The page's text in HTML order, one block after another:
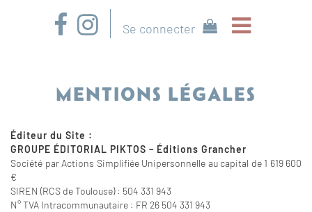
Se connecter
MENTIONS LÉGALES
Éditeur du Site :
GROUPE ÉDITORIAL PIKTOS – Éditions Grancher
Société par Actions Simplifiée Unipersonnelle au capital de 1 619 600
€
SIREN (RCS de Toulouse) : 504 331 943
N° TVA Intracommunautaire : FR 26 504 331 943